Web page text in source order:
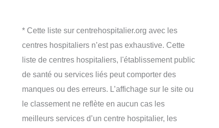
* Cette liste sur centrehospitalier.org avec les
centres hospitaliers n’est pas exhaustive. Cette
liste de centres hospitaliers, l'établissement public
de santé ou services liés peut comporter des
manques ou des erreurs. L’affichage sur le site ou
le classement ne reflète en aucun cas les
meilleurs services d’un centre hospitalier, les